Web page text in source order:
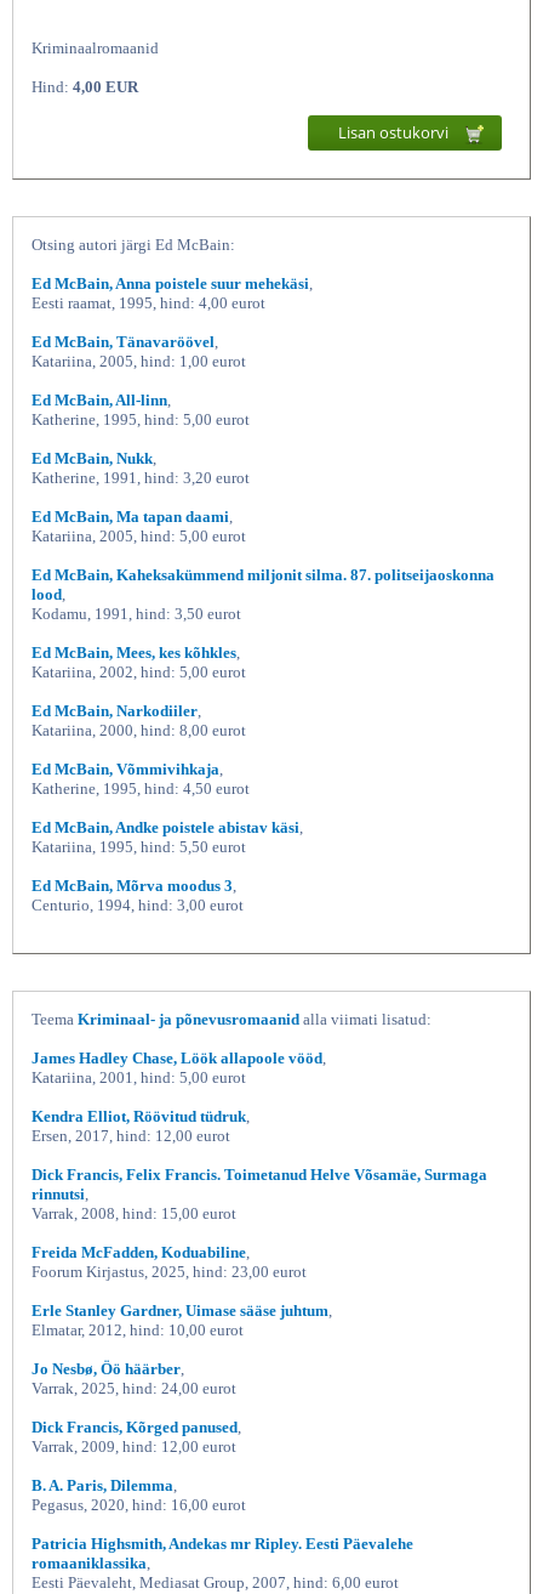
Kirves, Ed McBain, Katherine
Kriminaalromaanid
Hind: 4,00 EUR
Lisan ostukorvi
Otsing autori järgi Ed McBain:
Ed McBain, Anna poistele suur mehekäsi
Eesti raamat, 1995, hind: 4,00 eurot
Ed McBain, Tänavaröövel
Katariina, 2005, hind: 1,00 eurot
Ed McBain, All-linn
Katherine, 1995, hind: 5,00 eurot
Ed McBain, Nukk
Katherine, 1991, hind: 3,20 eurot
Ed McBain, Ma tapan daami
Katariina, 2005, hind: 5,00 eurot
Ed McBain, Kaheksakümmend miljonit silma. 87. politseijaoskonna
lood
Kodamu, 1991, hind: 3,50 eurot
Ed McBain, Mees, kes kõhkles
Katariina, 2002, hind: 5,00 eurot
Ed McBain, Narkodiiler
Katariina, 2000, hind: 8,00 eurot
Ed McBain, Võmmivihkaja
Katherine, 1995, hind: 4,50 eurot
Ed McBain, Andke poistele abistav käsi
Katariina, 1995, hind: 5,50 eurot
Ed McBain, Mõrva moodus 3
Centurio, 1994, hind: 3,00 eurot
Teema Kriminaal- ja põnevusromaanid alla viimati lisatud:
James Hadley Chase, Löök allapoole vööd
Katariina, 2001, hind: 5,00 eurot
Kendra Elliot, Röövitud tüdruk
Ersen, 2017, hind: 12,00 eurot
Dick Francis, Felix Francis. Toimetanud Helve Võsamäe, Surmaga
rinnutsi
Varrak, 2008, hind: 15,00 eurot
Freida McFadden, Koduabiline
Foorum Kirjastus, 2025, hind: 23,00 eurot
Erle Stanley Gardner, Uimase sääse juhtum
Elmatar, 2012, hind: 10,00 eurot
Jo Nesbø, Öö häärber
Varrak, 2025, hind: 24,00 eurot
Dick Francis, Kõrged panused
Varrak, 2009, hind: 12,00 eurot
B. A. Paris, Dilemma
Pegasus, 2020, hind: 16,00 eurot
Patricia Highsmith, Andekas mr Ripley. Eesti Päevalehe
romaaniklassika
Eesti Päevaleht, Mediasat Group, 2007, hind: 6,00 eurot